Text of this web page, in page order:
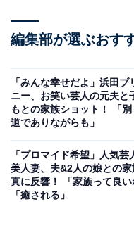
編集部が選ぶおす
「みんな幸せだよ」浜田ブ
ニー、お笑い芸人の元夫と
もとの家族ショット！ 「
道でありながらも」
「プロマイド希望」人気芸
美人妻、夫&2人の娘との家
真に反響！ 「家族って良い
「癒される」